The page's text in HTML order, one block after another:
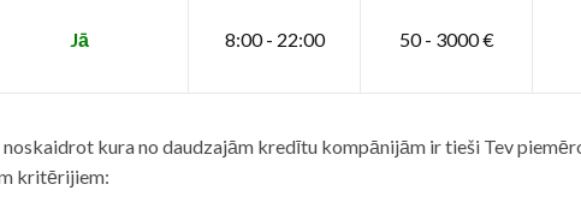
Jā 8:00 - 22:00 50 - 3000 €
kura no daudzajām kredītu kompānijām ir tieši Tev
kritērijiem: